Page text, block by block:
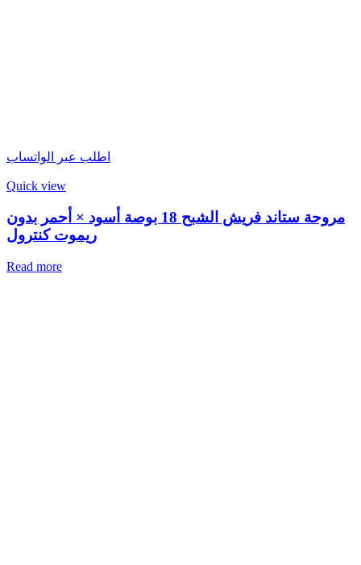
اطلب عبر الواتساب
Quick view
مروحة ستاند فريش الشبح 18 بوصة أسود × أحمر بدون
ريموت كنترول
Read more